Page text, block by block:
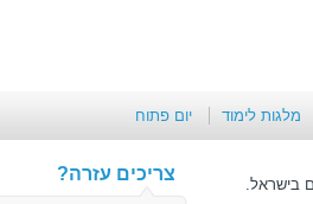
מלגות לימוד יום פתוח
צריכים עזרה?